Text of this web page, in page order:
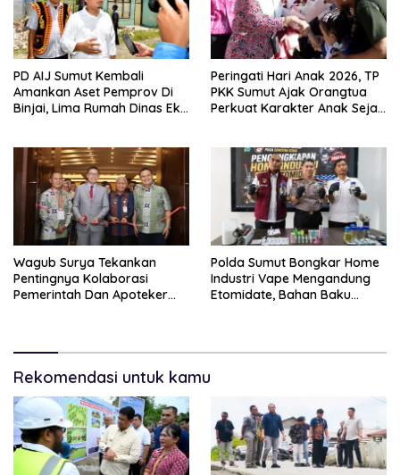
PD AIJ Sumut Kembali
Amankan Aset Pemprov Di
Binjai, Lima Rumah Dinas Eks
Peringati Hari Anak 2026, TP
PKK Sumut Ajak Orangtua
Perkuat Karakter Anak Sejak
Wagub Surya Tekankan
Pentingnya Kolaborasi
Pemerintah Dan Apoteker
Polda Sumut Bongkar Home
Industri Vape Mengandung
Etomidate, Bahan Baku
Rekomendasi untuk kamu